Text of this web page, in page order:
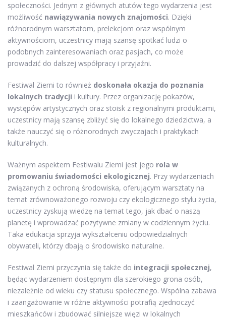
społeczności. Jednym z głównych atutów tego wydarzenia jest
możliwość nawiązywania nowych znajomości. Dzięki
różnorodnym warsztatom, prelekcjom oraz wspólnym
aktywnościom, uczestnicy mają szansę spotkać ludzi o
podobnych zainteresowaniach oraz pasjach, co może
prowadzić do dalszej współpracy i przyjaźni.
Festiwal Ziemi to również doskonała okazja do poznania
lokalnych tradycji i kultury. Przez organizację pokazów,
występów artystycznych oraz stoisk z regionalnymi produktami,
uczestnicy mają szansę zbliżyć się do lokalnego dziedzictwa, a
także nauczyć się o różnorodnych zwyczajach i praktykach
kulturalnych.
Ważnym aspektem Festiwalu Ziemi jest jego rola w
promowaniu świadomości ekologicznej. Przy wydarzeniach
związanych z ochroną środowiska, oferującym warsztaty na
temat zrównoważonego rozwoju czy ekologicznego stylu życia,
uczestnicy zyskują wiedzę na temat tego, jak dbać o naszą
planetę i wprowadzać pozytywne zmiany w codziennym życiu.
Taka edukacja sprzyja wykształceniu odpowiedzialnych
obywateli, którzy dbają o środowisko naturalne.
Festiwal Ziemi przyczynia się także do integracji społecznej,
będąc wydarzeniem dostępnym dla szerokiego grona osób,
niezależnie od wieku czy statusu społecznego. Wspólna zabawa
i zaangażowanie w różne aktywności potrafią zjednoczyć
mieszkańców i zbudować silniejsze więzi w lokalnych